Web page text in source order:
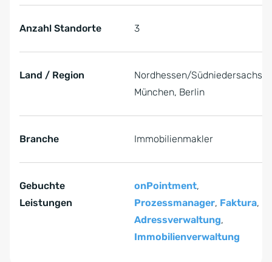
Anzahl Standorte 3
Land / Region
Nordhessen/
München, Berlin
Branche Immobilienmakler
Gebuchte
Leistungen
onPointment,
Prozessmanager, Faktura,
Adressverwaltung,
Immobilienverwaltung